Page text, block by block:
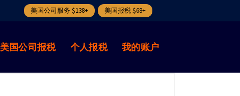
美国公司服务 $138+ 美国报税 $68+
美国公司报税 个人报税 我的账户